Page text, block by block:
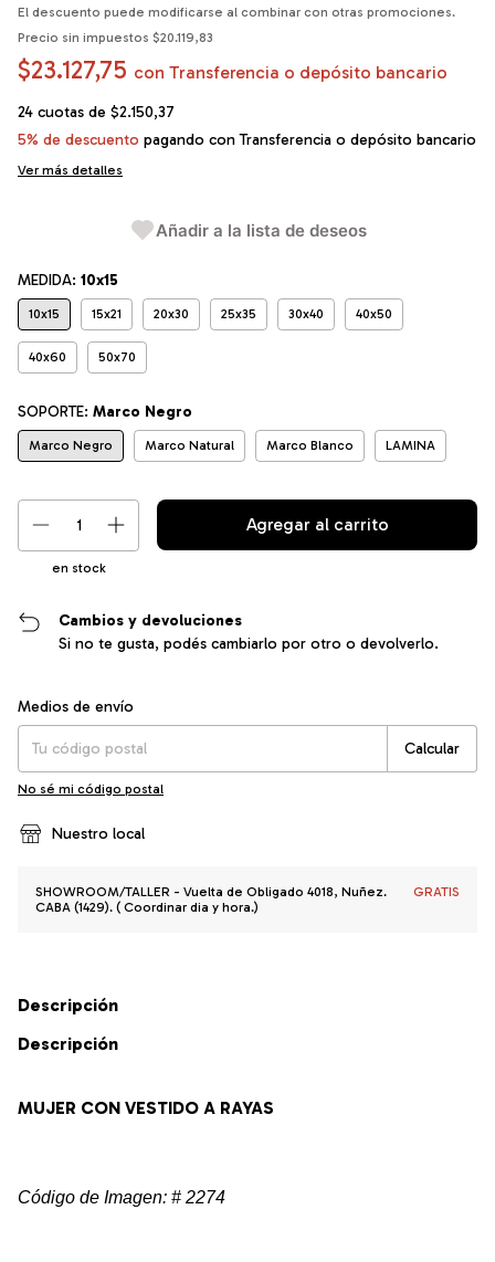
El descuento puede modificarse al combinar con otras promociones.
Precio sin impuestos $20.119,83
$23.127,75 con Transferencia o depósito bancario
24 cuotas de $2.150,37
5% de descuento pagando con Transferencia o depósito bancario
Ver más detalles
Añadir a la lista de deseos
MEDIDA: 10x15
10x15 15x21 20x30 25x35 30x40 40x50
40x60 50x70
SOPORTE: Marco Negro
Marco Negro Marco Natural Marco Blanco LAMINA
en stock
Cambios y devoluciones
Si no te gusta, podés cambiarlo por otro o devolverlo.
Entregas para el CP:
Medios de envío
Calcular
No sé mi código postal
Nuestro local
SHOWROOM/TALLER - Vuelta de Obligado 4018, Nuñez.
CABA (1429). ( Coordinar dia y hora.)
GRATIS
Descripción
Descripción
MUJER CON VESTIDO A RAYAS
Código de Imagen: # 2274